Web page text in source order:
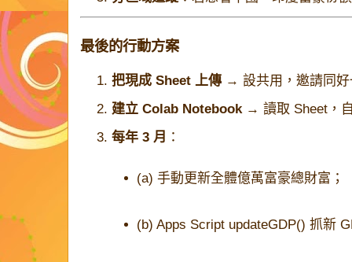
最後的行動方案
把現成 Sheet 上傳 → 設共用，邀請同
建立 Colab Notebook→ 讀取 Sheet，
每年 3 月 ：
(a) 手動更新全體億萬富豪總財富；
(b) Apps Script updateGDP() 抓新